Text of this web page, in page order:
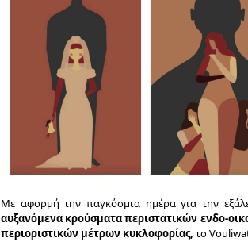
Με αφορμή την παγκόσμια ημέρα για την
αυξανόμενα κρούσματα περιστατικών ενδο-
περιοριστικών μέτρων κυκλοφορίας, το